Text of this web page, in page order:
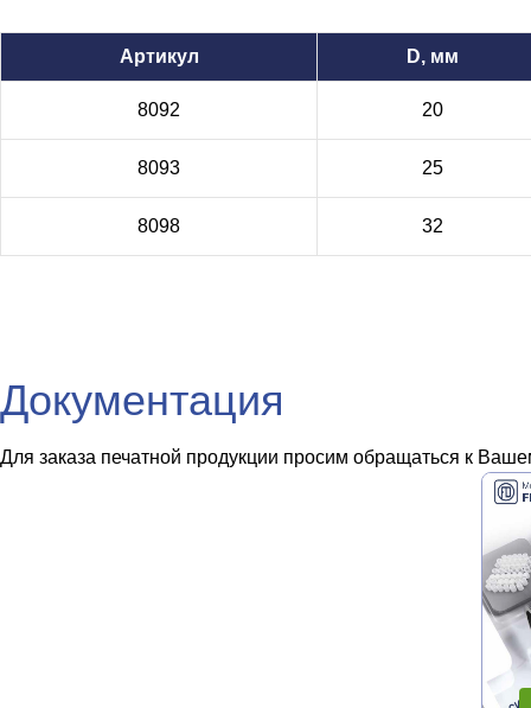
Артикул D, мм
8092 20
8093 25
8098 32
Документация
Для заказа печатной продукции просим обращаться к